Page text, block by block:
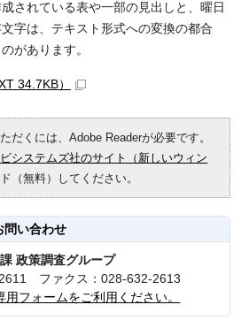
されている表や一部の見出しと、曜日
字は、テキスト形式への変換の都合
があります。
34.7KB）
だくには、Adobe Readerが必要です。
システムズ社のサイト（新しいウィン
（無料）してください。
問い合わせ
政策調査グループ
ファクス：028-632-2613
用フォームをご利用ください。